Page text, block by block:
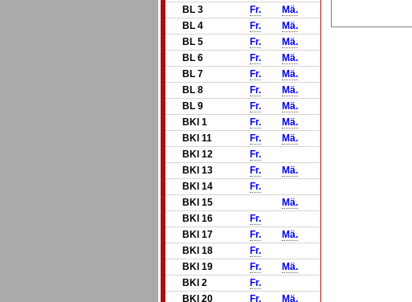
BL 3
Fr.
Mä.
BL 4
Fr.
Mä.
BL 5
Fr.
Mä.
BL 6
Fr.
Mä.
BL 7
Fr.
Mä.
BL 8
Fr.
Mä.
BL 9
Fr.
Mä.
BKl 1
Fr.
Mä.
BKl 11
Fr.
Mä.
BKl 12
Fr.
BKl 13
Fr.
Mä.
BKl 14
Fr.
BKl 15
Mä.
BKl 16
Fr.
BKl 17
Fr.
Mä.
BKl 18
Fr.
BKl 19
Fr.
Mä.
BKl 2
Fr.
BKl 20
Fr.
Mä.